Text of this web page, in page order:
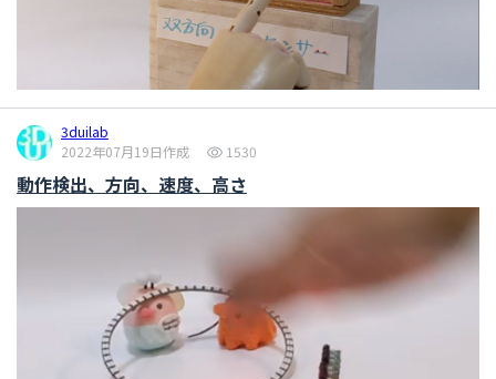
3duilab
2022年07月19日作成
1530
動作検出、方向、速度、高さ